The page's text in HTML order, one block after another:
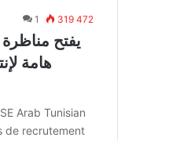
1 319 472
هامة
Arab Tunisian
de recrutement